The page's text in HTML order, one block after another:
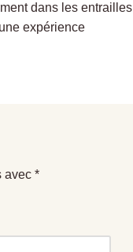
dans les entrailles
expérience
avec *